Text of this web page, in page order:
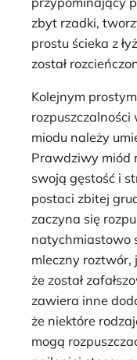
zbyt rzadki,
prostu ścieka z
został
Kolejnym
miodu należy
Prawdziwy miód
swoją gęstość i
postaci zbitej
zaczyna się
natychmiastowo
mleczny roztwór,
że został
zawiera inne
że niektóre
mogą